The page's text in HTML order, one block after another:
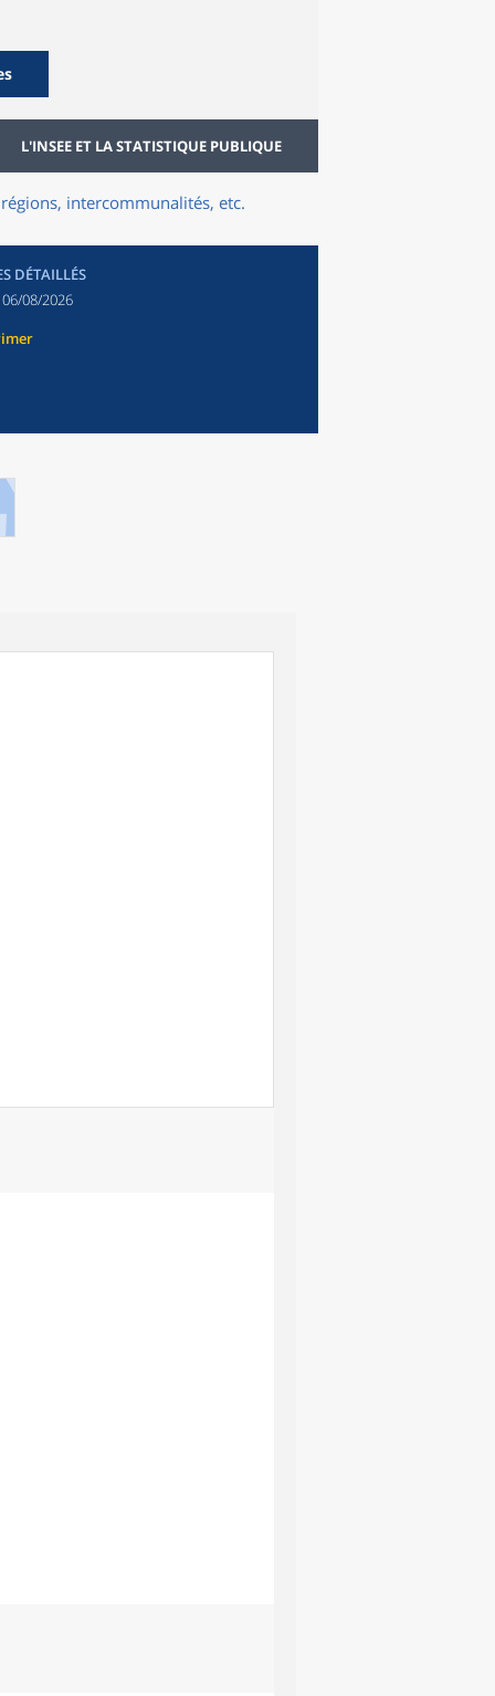
L'INSEE ET LA STATISTIQUE PUBLIQUE
intercommunalités, etc.
DÉTAILLÉS
06/08/2026